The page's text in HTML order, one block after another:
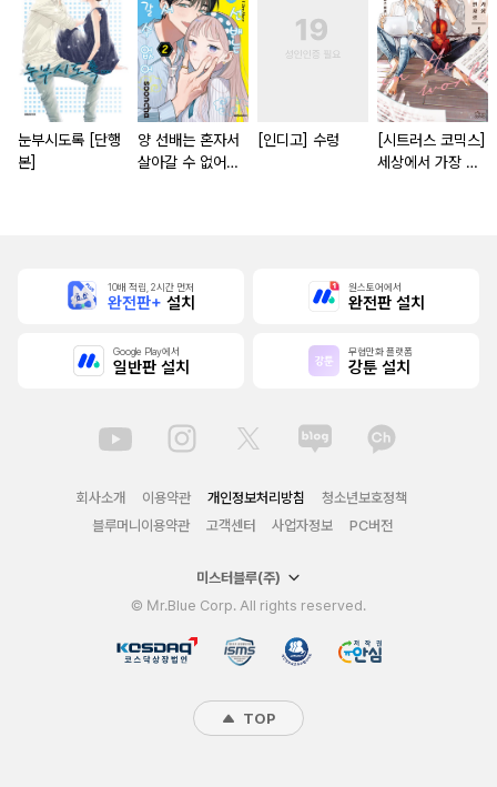
눈부시도록 [단행
본]
양 선배는 혼자서
살아갈 수 없어
[인디고] 수렁
[시트러스 코믹스]
세상에서 가장 먼
10배 적립, 2시간 먼저
완전판+ 설치
원스토어에서
완전판 설치
Google Play에서
일반판 설치
무협만화 플랫폼
강툰 설치
회사소개 이용약관 개인정보처리방침
청소년보호정책
블루머니이용약관
고객센터 사업자정보 PC버전
미스터블루(주)
© Mr.Blue Corp. All rights reserved.
TOP